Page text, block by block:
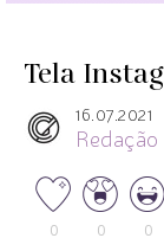
Tela
16.07.2021
0 0 0